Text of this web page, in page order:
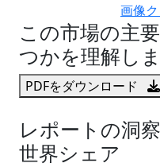
画像
この市場の主
つかを理解し
PDFをダウンロード
レポートの洞
世界シェア